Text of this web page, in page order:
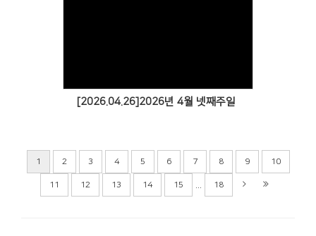
[2026.04.26]2026년 4월 넷째주일
1 2 3 4 5 6 7 8 9 10
11 12 13 14 15 18